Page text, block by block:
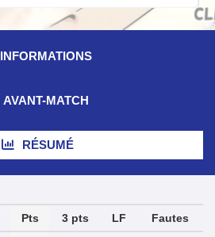
INFORMATIONS
AVANT-MATCH
RÉSUMÉ
Pts 3 pts LF Fautes